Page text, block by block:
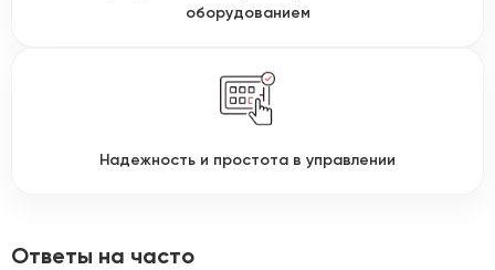
оборудованием
Надежность и простота в управлении
Ответы на часто